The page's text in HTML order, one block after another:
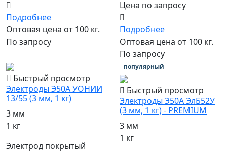
Подробнее
Оптовая цена от 100 кг.
По запросу
Цена по запросу
Подробнее
Оптовая цена от 100 кг.
По запросу
Быстрый просмотр
Электроды Э50А УОНИИ
13/55 (3 мм, 1 кг)
3 мм
1 кг
Электрод покрытый
популярный
Быстрый просмотр
Электроды Э50А ЭлБ52У
(3 мм, 1 кг) - PREMIUM
3 мм
1 кг